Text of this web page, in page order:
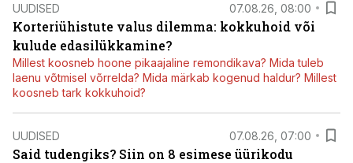
UUDISED 07.08.26, 08:00
Korteriühistute valus dilemma: kokkuhoid või
kulude edasilükkamine?
Millest koosneb hoone pikaajaline remondikava? Mida tuleb
laenu võtmisel võrrelda? Mida märkab kogenud haldur? Millest
koosneb tark kokkuhoid?
UUDISED 07.08.26, 07:00
Said tudengiks? Siin on 8 esimese üürikodu